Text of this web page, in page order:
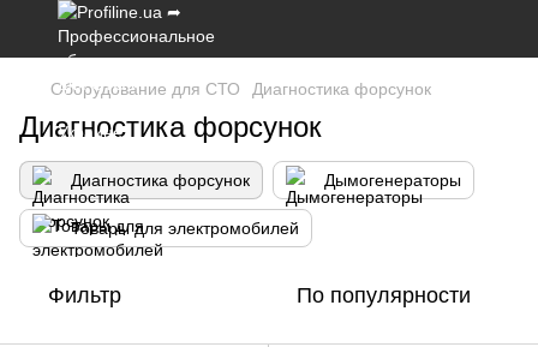
Оборудование для СТО Диагностика форсунок
Диагностика форсунок
Диагностика форсунок Дымогенераторы
Товары для электромобилей
Фильтр По популярности